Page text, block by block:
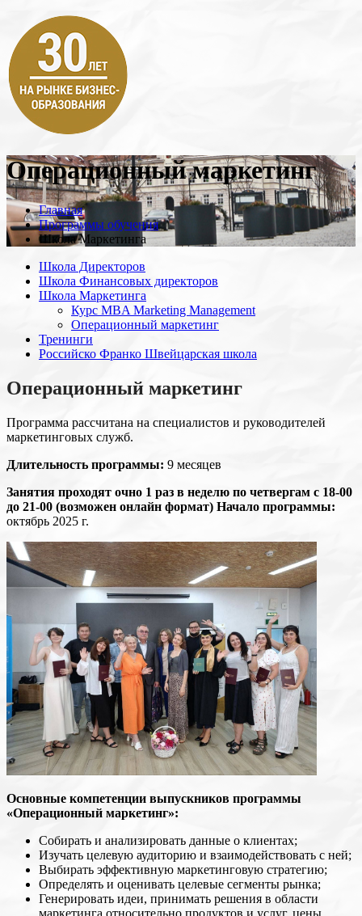
Операционный маркетинг
Главная
Программы обучения
Школа Маркетинга
Школа Директоров
Школа Финансовых директоров
Школа Маркетинга
Курс MBA Marketing Management
Операционный маркетинг
Тренинги
Российско Франко Швейцарская школа
Операционный маркетинг
Программа рассчитана на специалистов и руководителей
маркетинговых служб.
Длительность программы: 9 месяцев
Занятия проходят очно 1 раз в неделю по четвергам с 18-00
до 21-00 (возможен онлайн формат) Начало программы:
октябрь 2025 г.
Основные компетенции выпускников программы
«Операционный маркетинг»:
Собирать и анализировать данные о клиентах;
Изучать целевую аудиторию и взаимодействовать с ней;
Выбирать эффективную маркетинговую стратегию;
Определять и оценивать целевые сегменты рынка;
Генерировать идеи, принимать решения в области
маркетинга относительно продуктов и услуг, цены,